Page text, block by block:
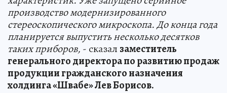
производство модернизированного
стереоскопического микроскопа. До конца года
планируется выпустить несколько десятков
таких приборов, - сказал заместитель
генерального директора по развитию продаж
продукции гражданского назначения
холдинга «Швабе» Лев Борисов.